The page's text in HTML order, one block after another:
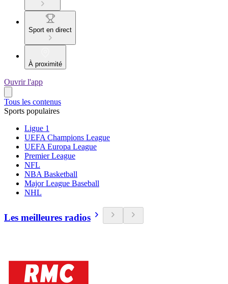
Sport en direct
À proximité
Ouvrir l'app
Tous les contenus
Sports populaires
Ligue 1
UEFA Champions League
UEFA Europa League
Premier League
NFL
NBA Basketball
Major League Baseball
NHL
Les meilleures radios